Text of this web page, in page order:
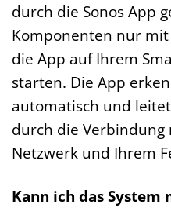
durch die Sonos App
Komponenten nur
die App auf Ihrem
starten. Die App
automatisch und
durch die Verbindung
Netzwerk und Ihrem
Kann ich das System